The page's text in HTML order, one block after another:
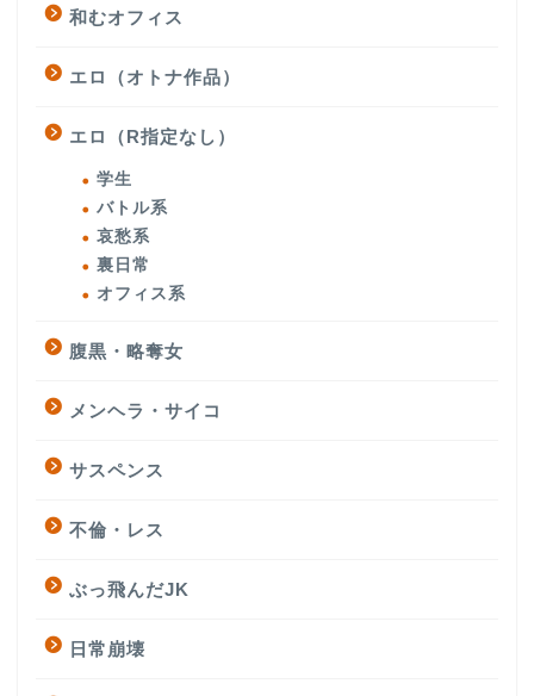
和むオフィス
エロ（オトナ作品）
エロ（R指定なし）
学生
バトル系
哀愁系
裏日常
オフィス系
腹黒・略奪女
メンヘラ・サイコ
サスペンス
不倫・レス
ぶっ飛んだJK
日常崩壊